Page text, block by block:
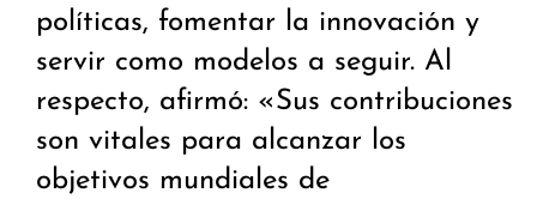
políticas, fomentar la innovación y
servir como modelos a seguir. Al
respecto, afirmó: «Sus contribuciones
son vitales para alcanzar los
objetivos mundiales de